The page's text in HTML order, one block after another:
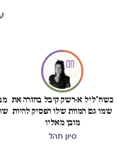
כשח'ליל א-רשק קיבל בחזרה את
שמו גם המוות שלו הפסיק להיות
מובן מאליו
סיון תהל